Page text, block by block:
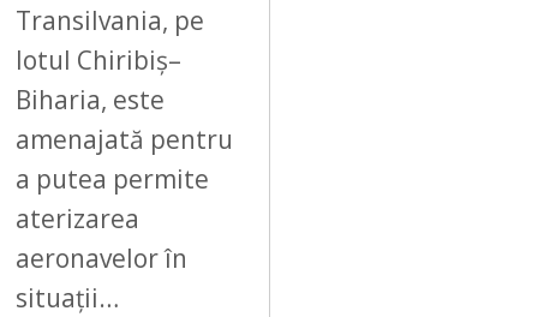
Transilvania, pe
lotul Chiribiș–
Biharia, este
amenajată pentru
a putea permite
aterizarea
aeronavelor în
situații…